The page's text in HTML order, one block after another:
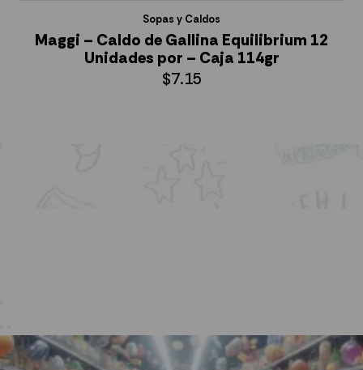
Sopas y Caldos
Maggi – Caldo de Gallina Equilibrium 12
Unidades por – Caja 114gr
$7.15